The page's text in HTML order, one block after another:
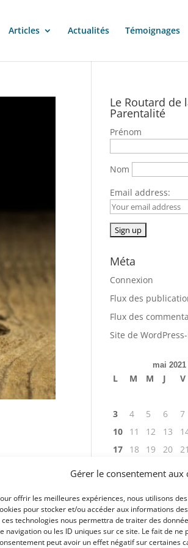
Gérer le consentement aux
offrir les meilleures expériences, nous utilisons
pour stocker et/ou accéder aux informations
ces technologies nous permettra de traiter des
navigation ou les ID uniques sur ce site. Le fait de
peut avoir un effet négatif sur certaines
Articles Actualités Témoignages
pour la
est la...
Le Routard de
Parentalité
Prénom
Nom
Email address:
Méta
Connexion
Flux des
Flux des
Site de WordPress-
mai 2021
L M M J V
3
4 5 6 7
10
11 12 13
17
18 19 20 21
« Avr
Juin »